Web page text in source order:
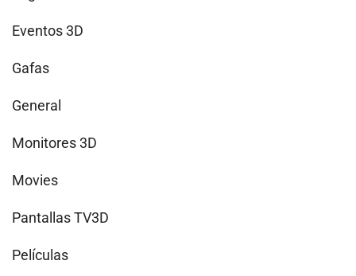
Eventos 3D
Gafas
General
Monitores 3D
Movies
Pantallas TV3D
Películas